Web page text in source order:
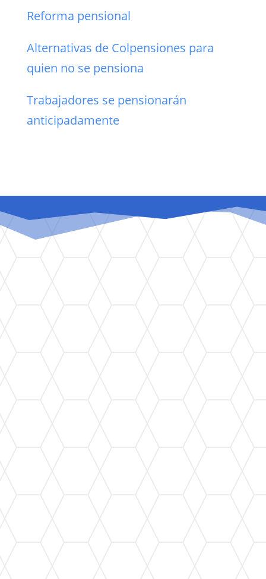
Reforma pensional
Alternativas de Colpensiones para
quien no se pensiona
Trabajadores se pensionarán
anticipadamente